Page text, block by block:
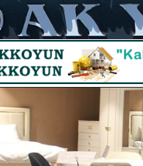
Madrigal, Perşembe Günü
KEDİNİZ Mİ VAR?
İklim Dirençli Tarım İçin Güç